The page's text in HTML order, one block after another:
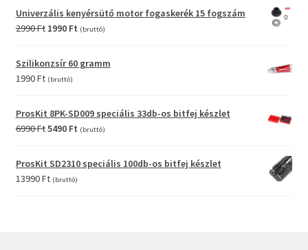
was:
12990 Ft.
is:
9990 Ft.
Univerzális kenyérsütő motor fogaskerék 15 fogszám
2990Ft Original
was:
1990 FtCurrent
is:
1990 Ft.
(bruttó)
Szilikonzsír 60 gramm
1990Ft (bruttó)
ProsKit 8PK-SD009 speciális 33db-os bitfej készlet
6990FtOriginal
was:
6990 Ft.
5490 FtCurrent
is:
5490 Ft.
(bruttó)
ProsKit SD2310 speciális 100db-os bitfej készlet
13990Ft (bruttó)